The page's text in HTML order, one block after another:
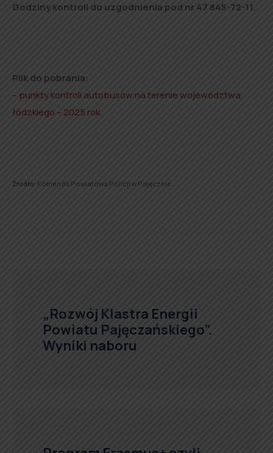
Godziny kontroli do uzgodnienia pod nr 47 845-72-11.
Plik do pobrania:
– punkty kontroli autobusów na terenie województwa
łódzkiego – 2025 rok.
Źródło: Komenda Powiatowa Policji w Pajęcznie.
„Rozwój Klastra Energii
Powiatu Pajęczańskiego”.
Wyniki naboru